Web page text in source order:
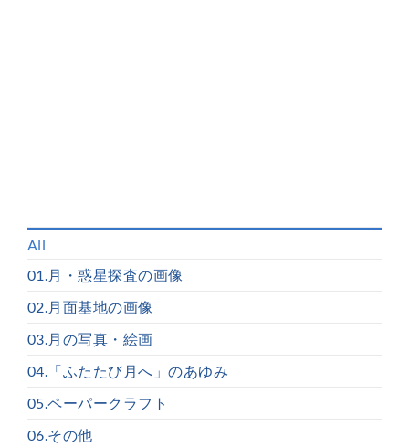
All
01.月・惑星探査の画像
02.月面基地の画像
03.月の写真・絵画
04.「ふたたび月へ」のあゆみ
05.ペーパークラフト
06.その他